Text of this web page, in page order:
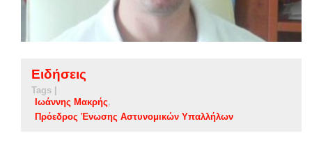
Ειδήσεις
Tags |
Ιωάννης Μακρής
Πρόεδρος Ένωσης Αστυνομικών Υπαλλήλων